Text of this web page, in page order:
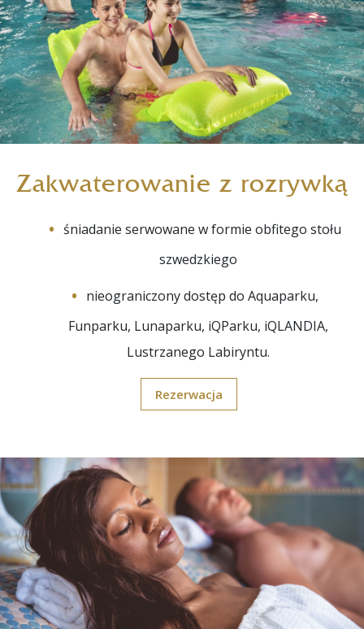
Zakwaterowanie z rozrywką
śniadanie serwowane w formie obfitego stołu
szwedzkiego
nieograniczony dostęp do Aquaparku,
Funparku, Lunaparku, iQParku, iQLANDIA,
Lustrzanego Labiryntu.
Rezerwacja